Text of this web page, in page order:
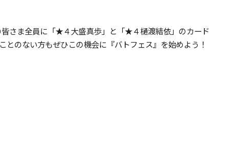
さま全員に「★４大盛真歩」と「★４樋渡結依」のカード
のない方もぜひこの機会に『バトフェス』を始めよう！